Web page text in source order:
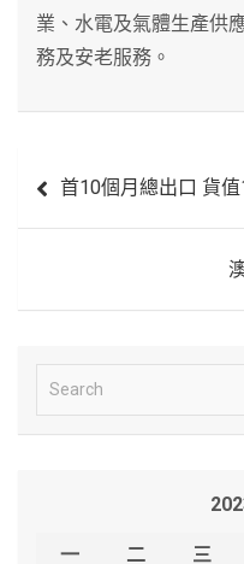
業、水電及氣體生產供
務及安老服務。
章 首10個月總出口 貨
e
一 二 三